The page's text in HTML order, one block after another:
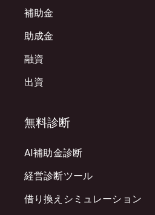
補助金
助成金
融資
出資
無料診断
AI補助金診断
経営診断ツール
借り換えシミュレーション